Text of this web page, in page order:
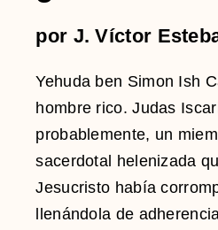
por J. Víctor
Yehuda ben Simon Ish
hombre rico. Judas
probablemente, un
sacerdotal helenizada
Jesucristo había
llenándola de